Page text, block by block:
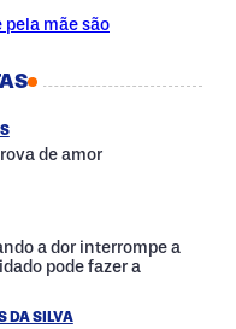
mãe são
de amor
a dor interrompe a
pode fazer a
DA SILVA